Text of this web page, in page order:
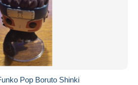
Pop Boruto Shinki